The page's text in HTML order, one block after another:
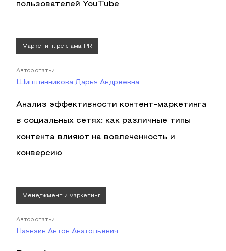
пользователей YouTube
Маркетинг, реклама, PR
Автор статьи
Шишлянникова Дарья Андреевна
Анализ эффективности контент-маркетинга
в социальных сетях: как различные типы
контента влияют на вовлеченность и
конверсию
Менеджмент и маркетинг
Автор статьи
Наянзин Антон Анатольевич